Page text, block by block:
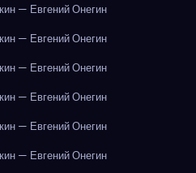
— Евгений Онегин
— Евгений Онегин
— Евгений Онегин
— Евгений Онегин
— Евгений Онегин
— Евгений Онегин